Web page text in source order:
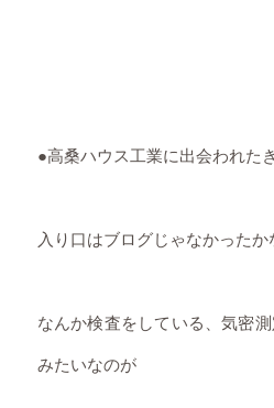
●高桑ハウス工業に出会われた
入り口はブログじゃなかったか
なんか検査をしている、気密
みたいなのが